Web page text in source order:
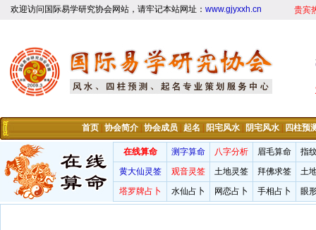
欢迎访问国际易学研究协会网站，请牢记本站网址： www.gjyxxh.cn 贵宾
首页 协会简介 协会成员 起名 阳宅风水 阴宅风水 四柱预
在线算命 测字算命 八字分析 眉毛算命
指
黄大仙灵签
观音灵签 土地灵签 拜佛求签
土
塔罗牌占卜
水仙占卜 网恋占卜 手相占卜 眼